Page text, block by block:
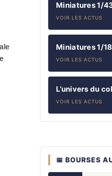
Miniatures 1/
VOIR LES ACTUS
Miniatures 1/18
VOIR LES ACTUS
L’univers du
VOIR LES ACTUS
📅 BOURSES